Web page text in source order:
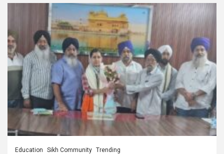
Education Sikh Community Trending